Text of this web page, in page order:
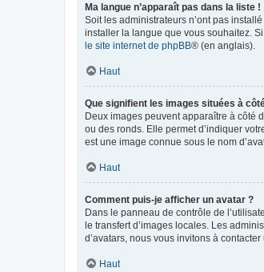
Ma langue n’apparaît pas dans la liste !
Soit les administrateurs n’ont pas
installer la langue que vous souhaitez.
le site internet de phpBB® (en anglais).
Haut
Que signifient les images situées à
Deux images peuvent apparaître à côté
ou des ronds. Elle permet d’indiquer
est une image connue sous le nom
Haut
Comment puis-je afficher un avatar ?
Dans le panneau de contrôle de
le transfert d’images locales. Les
d’avatars, nous vous invitons à
Haut